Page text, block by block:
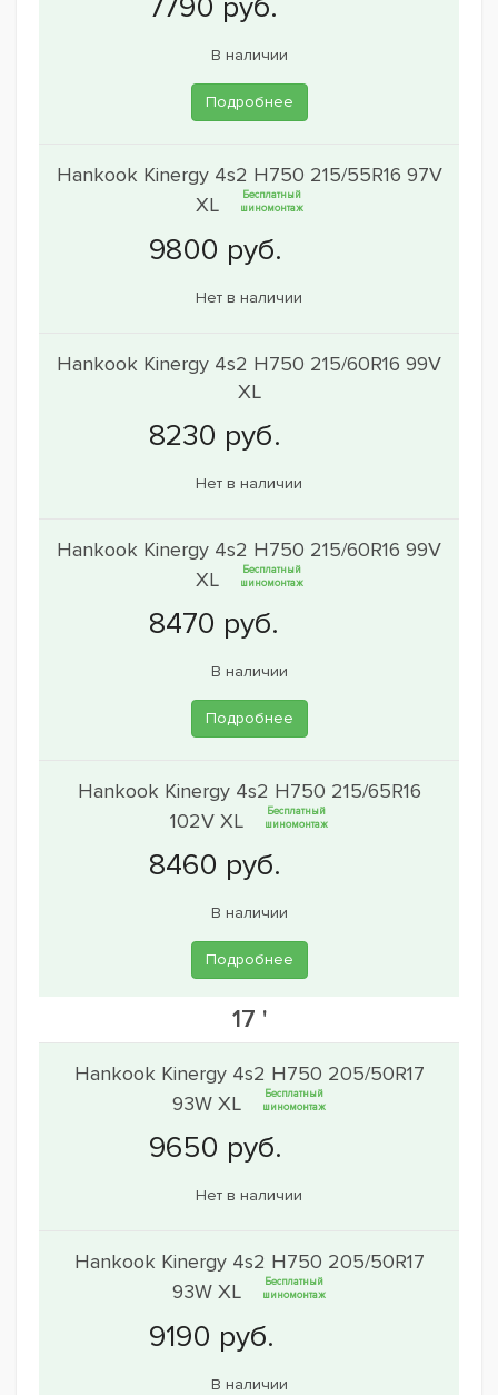
В наличии
Подробнее
Hankook Kinergy 4s2 H750 215/55R16 97V
XL
Бесплатный
шиномонтаж
Нет в наличии
Hankook Kinergy 4s2 H750 215/60R16 99V
XL
Нет в наличии
Hankook Kinergy 4s2 H750 215/60R16 99V
XL
Бесплатный
шиномонтаж
В наличии
Подробнее
Hankook Kinergy 4s2 H750 215/65R16
102V XL
Бесплатный
шиномонтаж
В наличии
Подробнее
17 '
Hankook Kinergy 4s2 H750 205/50R17
93W XL
Бесплатный
шиномонтаж
Нет в наличии
Hankook Kinergy 4s2 H750 205/50R17
93W XL
Бесплатный
шиномонтаж
В наличии